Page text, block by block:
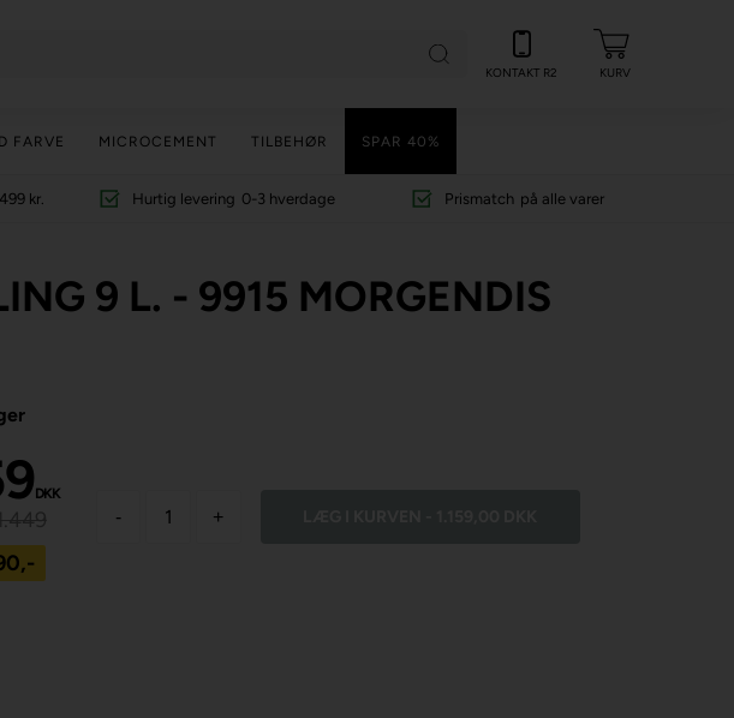
KONTAKT R2 KURV
FARVE MICROCEMENT TILBEHØR SPAR 40%
kr. Hurtig levering 0-3 hverdage Prismatch på alle varer
9 L. - 9915 MORGENDIS
DKK
- +